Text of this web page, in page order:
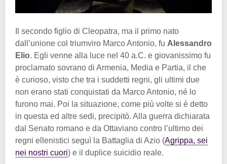
Il secondo figlio di Cleopatra, ma il primo nato
dall’unione col triumviro Marco Antonio, fu Alessandro
Elio. Egli venne alla luce nel 40 a.C. e giovanissimo fu
proclamato sovrano di Armenia, Media e Partia, il che
è curioso, visto che tra i suddetti regni, gli ultimi due
non erano stati conquistati da Marco Antonio, né lo
furono mai. Poi la situazione, come più volte si è detto
in questa ed altre sedi, precipitò. Alla guerra dichiarata
dal Senato romano e da Ottaviano contro l’ultimo dei
regni ellenistici seguì la Battaglia di Azio (Agrippa, sei
nei nostri cuori) e il duplice suicidio reale.